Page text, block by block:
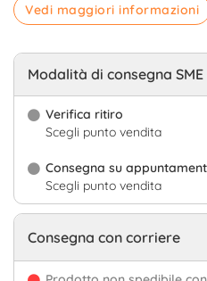
Vedi maggiori informazioni
Modalità di consegna SME
Verifica ritiro
Scegli punto vendita
Consegna su
Scegli punto vendita
Consegna con corriere